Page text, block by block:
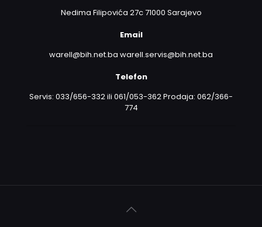
Nedima Filipovića 27c 71000 Sarajevo
Email
warell@bih.net.ba warell.servis@bih.net.ba
Telefon
Servis: 033/656-332 ili 061/053-362 Prodaja: 062/366-
774